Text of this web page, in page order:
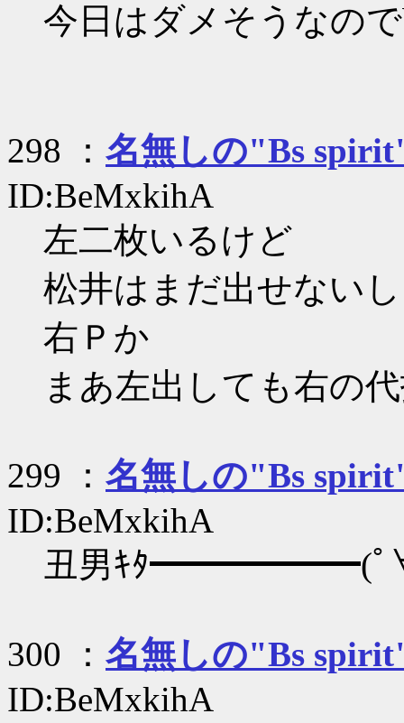
今日はダメそうなの
298 ： 名無しの"Bs
ID:BeMxkihA
左二枚いるけど
松井はまだ出せない
右Ｐか
まあ左出しても右の
299 ： 名無しの"Bs
ID:BeMxkihA
丑男ｷﾀ━━━━━━(
300 ： 名無しの"Bs
ID:BeMxkihA